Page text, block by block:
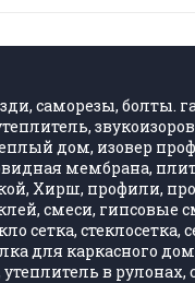
саморезы, болты.
дом, изовер
мембрана,
Хирш, профили,
смеси, гипсовые
сетка, стеклосетка,
для каркасного
в рулонах,